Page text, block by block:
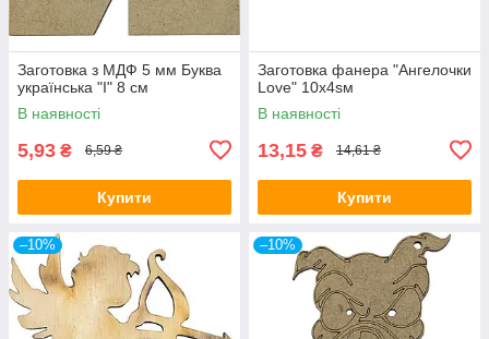
Заготовка з МДФ 5 мм Буква
українська "І" 8 см
В наявності
5,93 ₴ 6,59 ₴
Купити
Заготовка фанера "Ангелочки
Love" 10x4sм
В наявності
13,15 ₴ 14,61 ₴
Купити
–10% –10%